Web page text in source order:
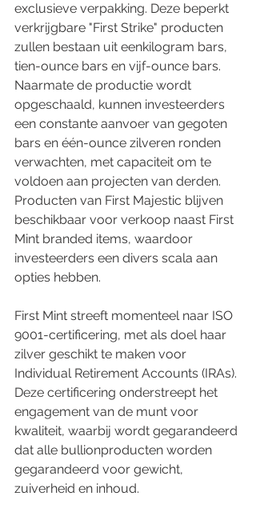
exclusieve verpakking. Deze beperkt
verkrijgbare "First Strike" producten
zullen bestaan uit eenkilogram bars,
tien-ounce bars en vijf-ounce bars.
Naarmate de productie wordt
opgeschaald, kunnen investeerders
een constante aanvoer van gegoten
bars en één-ounce zilveren ronden
verwachten, met capaciteit om te
voldoen aan projecten van derden.
Producten van First Majestic blijven
beschikbaar voor verkoop naast First
Mint branded items, waardoor
investeerders een divers scala aan
opties hebben.
First Mint streeft momenteel naar ISO
9001-certificering, met als doel haar
zilver geschikt te maken voor
Individual Retirement Accounts (IRAs).
Deze certificering onderstreept het
engagement van de munt voor
kwaliteit, waarbij wordt gegarandeerd
dat alle bullionproducten worden
gegarandeerd voor gewicht,
zuiverheid en inhoud.